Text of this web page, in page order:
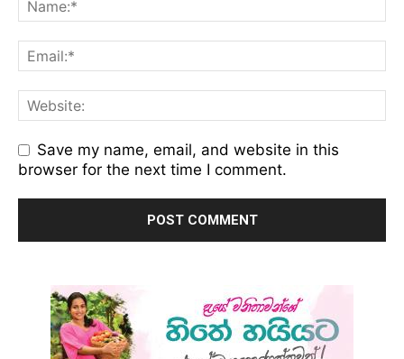
Save my name, email, and website in this
browser for the next time I comment.